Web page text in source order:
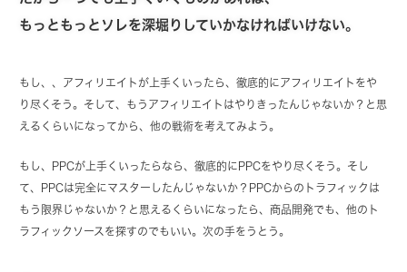
もっともっとソレを深堀りしていかなければいけない。
もし、、アフィリエイトが上手くいったら、徹底的にアフィリエイトをや
り尽くそう。そして、もうアフィリエイトはやりきったんじゃないか？と思
えるくらいになってから、他の戦術を考えてみよう。
もし、PPCが上手くいったらなら、徹底的にPPCをやり尽くそう。そし
て、PPCは完全にマスターしたんじゃないか？PPCからのトラフィックは
もう限界じゃないか？と思えるくらいになったら、商品開発でも、他のト
ラフィックソースを探すのでもいい。次の手をうとう。